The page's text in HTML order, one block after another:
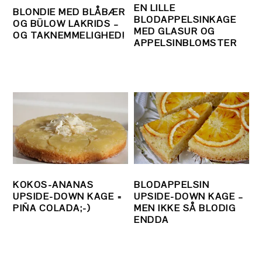
BLONDIE MED BLÅBÆR
OG BÜLOW LAKRIDS –
OG TAKNEMMELIGHED!
EN LILLE
BLODAPPELSINKAGE
MED GLASUR OG
APPELSINBLOMSTER
KOKOS-ANANAS
UPSIDE-DOWN KAGE =
PIÑA COLADA;-)
BLODAPPELSIN
UPSIDE-DOWN KAGE –
MEN IKKE SÅ BLODIG
ENDDA